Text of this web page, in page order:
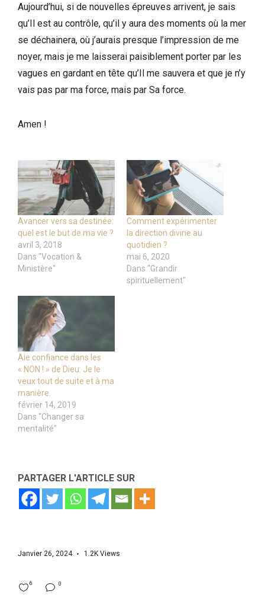
Aujourd’hui, si de nouvelles épreuves arrivent, je sais
qu’Il est au contrôle, qu’il y aura des moments où la mer
se déchainera, où j’aurais presque l’impression de me
noyer, mais je me laisserai paisiblement porter par les
vagues en gardant en tête qu’Il me sauvera et que je n’y
vais pas par ma force, mais par Sa force.
Amen !
Avancer vers sa destinée:
quel est le but de ma vie ?
avril 3, 2018
Dans "Vocation &
Ministère"
Comment expérimenter
la direction divine au
quotidien ?
mai 6, 2020
Dans "Grandir
spirituellement"
Aie confiance dans les
« NON ! » de Dieu: Je le
veux tout de suite et à ma
manière.
février 14, 2019
Dans "Changer sa
mentalité"
PARTAGER L'ARTICLE SUR
Janvier 26, 2024 1.2K Views
0
6